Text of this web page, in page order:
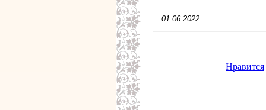
01.06.2022
Нравится